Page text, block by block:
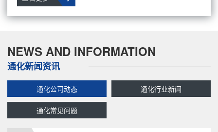
NEWS AND INFORMATION
通化新闻资讯
通化公司动态 通化行业新闻
通化常见问题